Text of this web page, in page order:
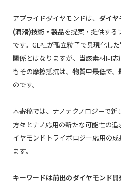
アプライドダイヤモンドは、 ダイヤ
(潤滑)技術・製品を提案・提供する
です。GE社が孤立粒子で具現化した
関係とはなりますが、当該素材同
もその摩擦抵抗は、物質中最低で、
のです。
本寄稿では、ナノテクノロジーで
方々とナノ応用の新たな可能性の
イヤモンドトライボロジー応用の
ます。
キーワードは前出のダイヤモンド